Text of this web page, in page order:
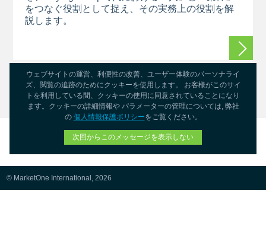
ウェブサイトの運営、利便性の改善、ユーザー体験のパーソナライ
ズ、閲覧の追跡のためにクッキーを使用します。 お客様がこのサイ
トを利用している間、クッキーの使用に同意されていることになり
ます。クッキーの詳細情報や パラメーターの管理については, 弊社
の 個人情報保護ポリシーをご覧ください。
次回からこのメッセージを表示しない
をつなぐ役割として捉え、その実務上の役割を解
説します。
続きを
インサイト一覧
© MarketOne International, 2026